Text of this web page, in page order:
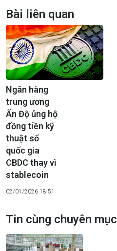
Bài liên quan
02/01/2026 18:51
Ngân hàng
trung ương
Ấn Độ ủng hộ
đồng tiền kỹ
thuật số
quốc gia
CBDC thay vì
stablecoin
Tin cùng chuyên mục